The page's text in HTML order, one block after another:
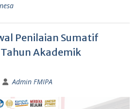
Penilaian Sumatif
Akademik
Admin FMIPA